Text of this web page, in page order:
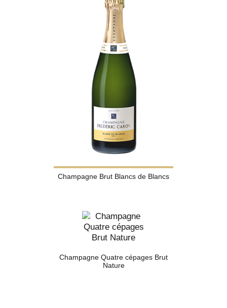
Champagne Brut Blancs de Blancs
Champagne Quatre cépages Brut
Nature